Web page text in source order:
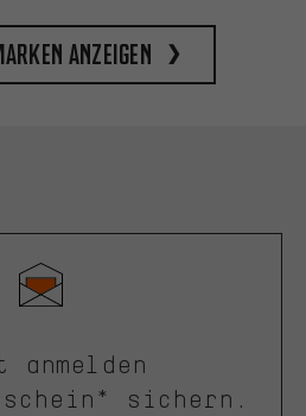
anzeigen
anmelden
sichern.